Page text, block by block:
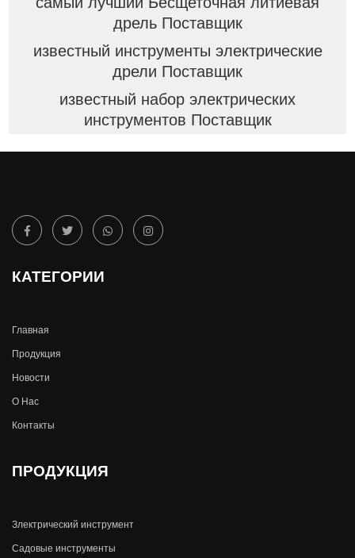
дрель Поставщик
известный инструменты электрические
дрели Поставщик
известный набор электрических
инструментов Поставщик
КАТЕГОРИИ
Главная
Продукция
Новости
О Hас
Контакты
ПРОДУКЦИЯ
Злектрический инструмент
Садовые инструменты